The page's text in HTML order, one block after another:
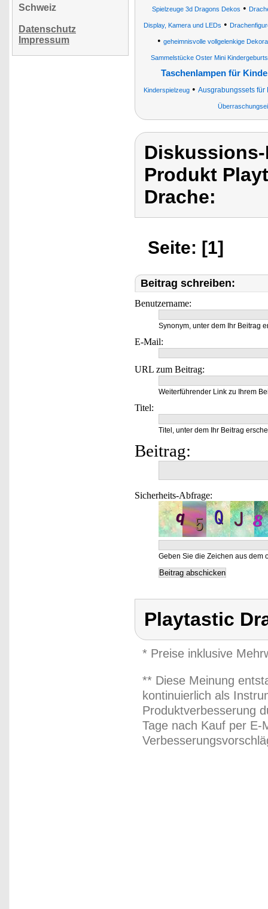
Schweiz
Datenschutz
Impressum
Spielzeuge 3d Dragons Dekos •
Display, Kamera und LEDs •
• geheimnisvolle vollgelenkige
Sammelstücke Oster Mini
Taschenlampen für
Kinderspielzeug• Ausgrabungssets für
Produkt
Drache:
Seite: [1]
Beitrag schreiben:
Benutzername:
Synonym, unter dem Ihr Beitrag
E-Mail:
URL zum Beitrag:
Weiterführender Link zu Ihrem
Titel:
Titel, unter dem Ihr Beitrag
Beitrag:
Sicherheits-Abfrage:
Geben Sie die Zeichen aus dem
Playtastic
* Preise inklusive
** Diese Meinung
kontinuierlich als
Produktverbesserung
Tage nach Kauf per E-